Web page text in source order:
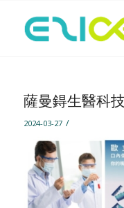
薩曼鍀生醫科
2024-03-27 /